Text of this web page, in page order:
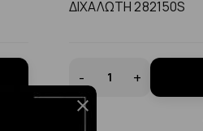
ΔΙΧΑΛΩΤΗ 282150S
- +